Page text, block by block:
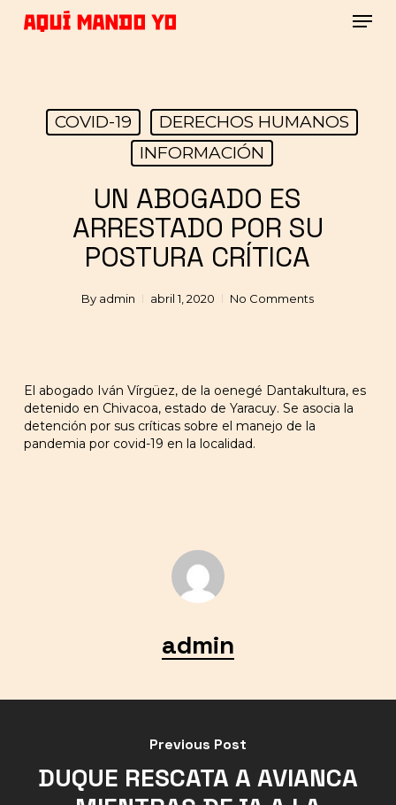
COVID-19
DERECHOS HUMANOS
INFORMACIÓN
UN ABOGADO ES
ARRESTADO POR SU
POSTURA CRÍTICA
By admin abril 1, 2020 No Comments
El abogado Iván Vírgüez, de la oenegé Dantakultura, es
detenido en Chivacoa, estado de Yaracuy. Se asocia la
detención por sus críticas sobre el manejo de la
pandemia por covid-19 en la localidad.
admin
Previous Post
DUQUE RESCATA A AVIANCA